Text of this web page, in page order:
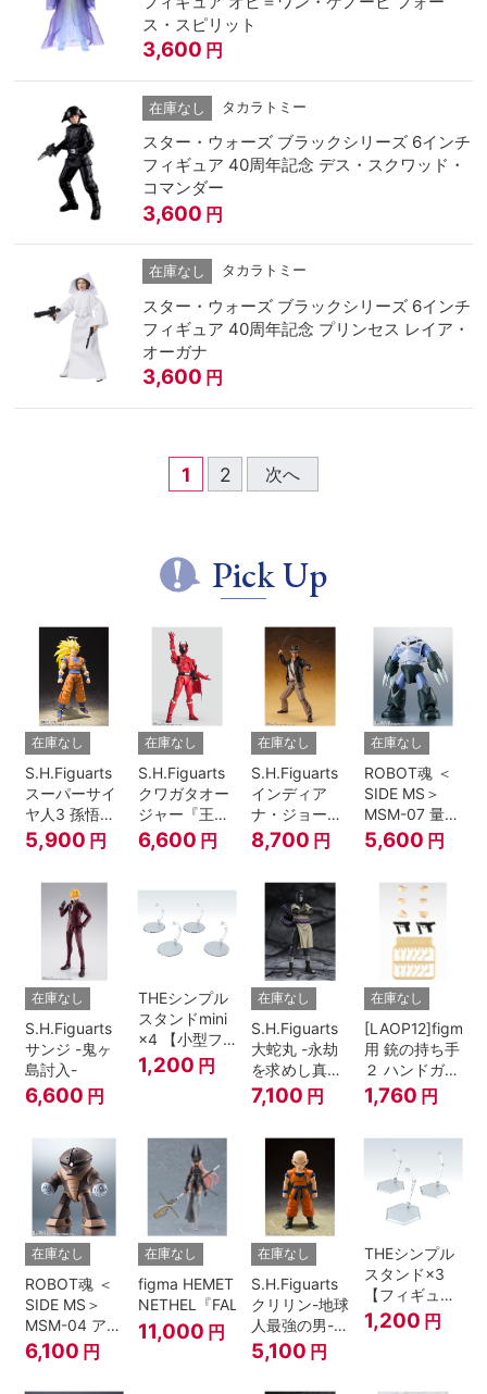
ス・スピリット
3,600 円
在庫なし タカラトミー
スター・ウォーズ ブラックシリーズ 6インチ
フィギュア 40周年記念 デス・スクワッド・
コマンダー
3,600 円
在庫なし タカラトミー
スター・ウォーズ ブラックシリーズ 6インチ
フィギュア 40周年記念 プリンセス レイア・
オーガナ
3,600 円
1 2 次へ
Pick Up
在庫なし
S.H.Figuarts
スーパーサイ
ヤ人3 孫悟空
『ドラゴンボ
ールZ』
5,900 円
在庫なし
S.H.Figuarts
クワガタオー
ジャー『王様
戦隊キングオ
ージャー』
6,600 円
在庫なし
S.H.Figuarts
インディア
ナ・ジョーン
ズ（レイダー
ス/失われたア
櫃》）
8,700 円
在庫なし
ROBOT魂 ＜
SIDE MS＞
MSM-07 量産
型ズゴック
ver.
5,600 円
在庫なし
S.H.Figuarts
サンジ -鬼ヶ
島討入-
6,600 円
THEシンプル
スタンドmini
×4 【小型フ
ィギュア＆デ
ィフォルメフ
1,200 円
在庫なし
S.H.Figuarts
大蛇丸 -永劫
を求めし真理
の探究者-
『NARUTO-
7,100 円
在庫なし
[LAOP12]figma
用 銃の持ち手
２ ハンドガン
セット
1,760 円
在庫なし
ROBOT魂 ＜
SIDE MS＞
MSM-04 アッ
ガイ ver.
A.N.I.M.E.
6,100 円
在庫なし
figma HEMET
NETHEL『FALSLANDER』
11,000 円
在庫なし
S.H.Figuarts
クリリン-地球
人最強の男-
『ドラゴンボ
ールＺ』
5,100 円
THEシンプル
スタンド×3
【フィギュア
＆模型用】
〈HEX〉タイ
1,200 円